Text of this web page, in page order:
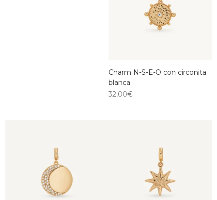
Charm N-S-E-O con circonita
blanca
32,00€